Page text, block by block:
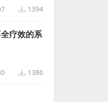
1394
疗效的系
1386